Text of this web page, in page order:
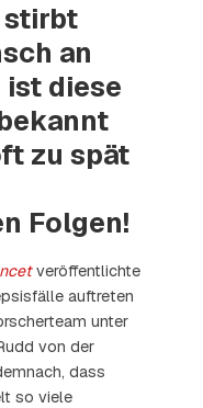
stirbt
an
ist diese
zu spät
Folgen!
veröffentlichte
auftreten
unter
von der
dass
so viele